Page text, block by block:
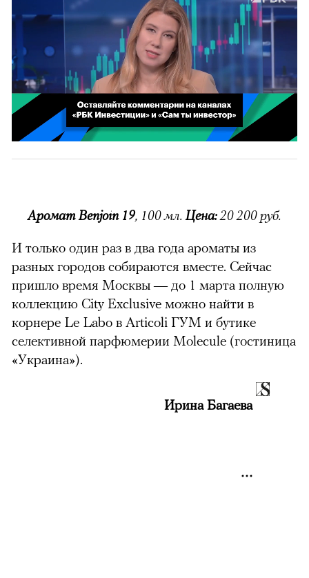
Реклама 00:00
00:02/02:03
Аромат Benjoin 19, 100 мл. Цена:20 200 руб.
И только один раз в два года ароматы из
разных городов собираются вместе. Сейчас
пришло время Москвы — до 1 марта полную
коллекцию City Exclusive можно найти в
корнере Le Labo в Articoli ГУМ и бутике
селективной парфюмерии Molecule (гостиница
«Украина»).
Ирина Багаева